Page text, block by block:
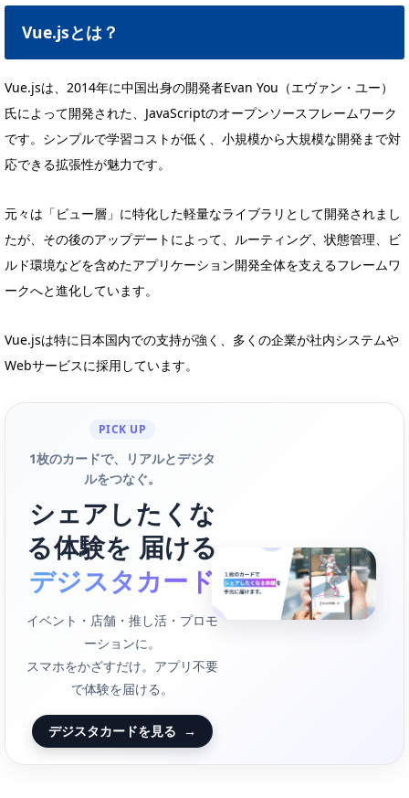
Vue.jsとは？
Vue.jsは、2014年に中国出身の開発者Evan You（エヴァン・ユー）
氏によって開発された、JavaScriptのオープンソースフレームワーク
です。シンプルで学習コストが低く、小規模から大規模な開発まで対
応できる拡張性が魅力です。
元々は「ビュー層」に特化した軽量なライブラリとして開発されまし
たが、その後のアップデートによって、ルーティング、状態管理、ビ
ルド環境などを含めたアプリケーション開発全体を支えるフレームワ
ークへと進化しています。
Vue.jsは特に日本国内での支持が強く、多くの企業が社内システムや
Webサービスに採用しています。
PICK UP
1枚のカードで、リアルとデジタ
ルをつなぐ。
シェアしたくな
る体験を 届ける
デジスタカード
イベント・店舗・推し活・プロモ
ーションに。
スマホをかざすだけ。アプリ不要
で体験を届ける。
デジスタカードを見る →